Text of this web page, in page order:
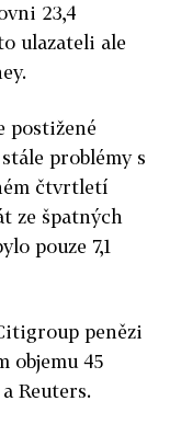
23,4
ulazateli ale
postižené
problémy s
čtvrtletí
ze špatných
pouze 7,1
penězi
objemu 45
Reuters.